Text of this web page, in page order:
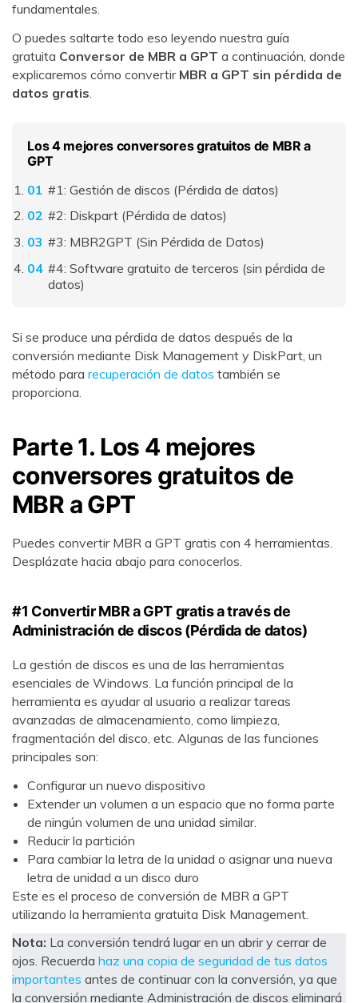
fundamentales.
O puedes saltarte todo eso leyendo nuestra guía
gratuita Conversor de MBR a GPT a continuación, donde
explicaremos cómo convertir MBR a GPT sin pérdida de
datos gratis
Los 4 mejores conversores gratuitos de MBR a
GPT
#1: Gestión de discos (Pérdida de datos)
#2: Diskpart (Pérdida de datos)
#3: MBR2GPT (Sin Pérdida de Datos)
#4: Software gratuito de terceros (sin pérdida de
datos)
Si se produce una pérdida de datos después de la
conversión mediante Disk Management y DiskPart, un
método para recuperación de datos también se
proporciona.
Parte 1. Los 4 mejores
conversores gratuitos de
MBR a GPT
Puedes convertir MBR a GPT gratis con 4 herramientas.
Desplázate hacia abajo para conocerlos.
#1 Convertir MBR a GPT gratis a través de
Administración de discos (Pérdida de datos)
La gestión de discos es una de las herramientas
esenciales de Windows. La función principal de la
herramienta es ayudar al usuario a realizar tareas
avanzadas de almacenamiento, como limpieza,
fragmentación del disco, etc. Algunas de las funciones
principales son:
Configurar un nuevo dispositivo
Extender un volumen a un espacio que no forma parte
de ningún volumen de una unidad similar.
Reducir la partición
Para cambiar la letra de la unidad o asignar una nueva
letra de unidad a un disco duro
Este es el proceso de conversión de MBR a GPT
utilizando la herramienta gratuita Disk Management.
Nota: La conversión tendrá lugar en un abrir y cerrar de
ojos. Recuerda haz una copia de seguridad de tus datos
importantes antes de continuar con la conversión, ya que
la conversión mediante Administración de discos eliminará